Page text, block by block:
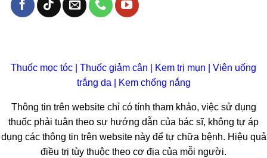
Thuốc mọc tóc Thuốc giảm cân Kem trị mụn
Viên uống
trắng da
Kem chống nắng
Thông tin trên website chỉ có tính tham khảo, việc sử dụng
thuốc phải tuân theo sự hướng dẫn của bác sĩ, không tự áp
dụng các thông tin trên website này để tự chữa bệnh. Hiệu quả
điều trị tùy thuộc theo cơ địa của mỗi người.